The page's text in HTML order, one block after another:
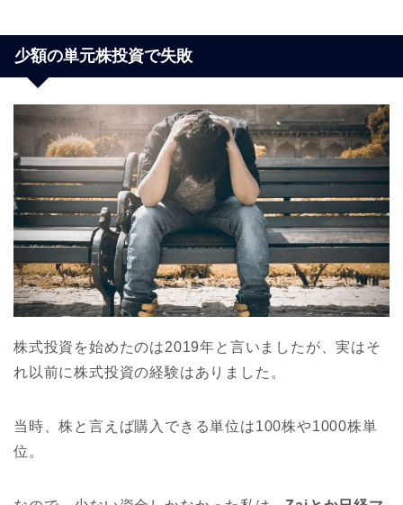
少額の単元株投資で失敗
株式投資を始めたのは2019年と言いましたが、実はそ
れ以前に株式投資の経験はありました。
当時、株と言えば購入できる単位は100株や1000株単
位。